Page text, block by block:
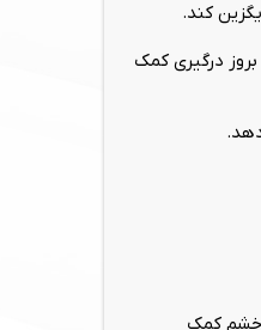
کند.
درگیری کمک
خشم کمک